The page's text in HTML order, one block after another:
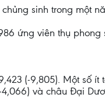
sinh trong một
ứng viên thụ
(-9,805). Một số
và châu Đại